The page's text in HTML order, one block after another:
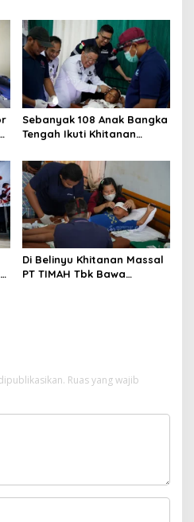
Sebanyak 108 Anak Bangka
Tengah Ikuti Khitanan
50 PT TIMAH
Di Belinyu Khitanan Massal
PT TIMAH Tbk Bawa
Ruas yang wajib